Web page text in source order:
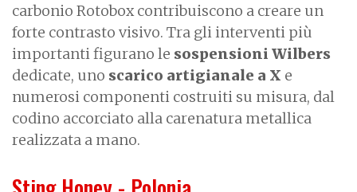
carbonio Rotobox contribuiscono a creare un
forte contrasto visivo. Tra gli interventi più
importanti figurano le sospensioni Wilbers
dedicate, uno scarico artigianale a X e
numerosi componenti costruiti su misura, dal
codino accorciato alla carenatura metallica
realizzata a mano.